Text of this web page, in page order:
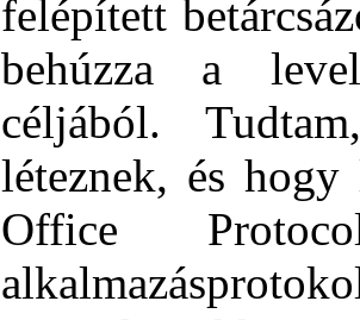
felépített
behúzza a
céljából.
léteznek, és
Office